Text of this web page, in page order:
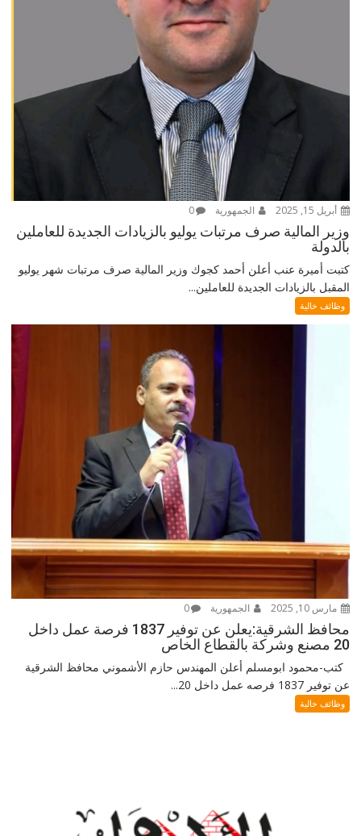
أبريل 15, 2025 الجمهورية 0
وزير المالية صرف مرتبات يوليو بالزيادات الجديدة للعاملين
بالدولة
كتبت أميرة عنب أعلن أحمد كجوك وزير المالية صرف مرتبات شهر يوليو
المقبل بالزيادات الجديدة للعاملين...
وظائف خالية
مارس 10, 2025 الجمهورية 0
محافظ الشرقية:يعلن عن توفير 1837 فرصة عمل داخل
20 مصنع وشركة بالقطاع الخاص
كتب-محمود ابومسلم أعلن المهندس حازم الأشموني محافظ الشرقية
عن توفير 1837 فرصه عمل داخل 20...
وظائف خالية